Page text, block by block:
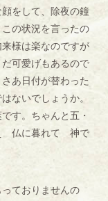
をして、除夜の鐘
の状況を言ったの
様は楽なのですが
可愛げもあるので
あ日付が替わった
ないでしょうか。
す。ちゃんと五・
仏に暮れて 神で
ておりませんの